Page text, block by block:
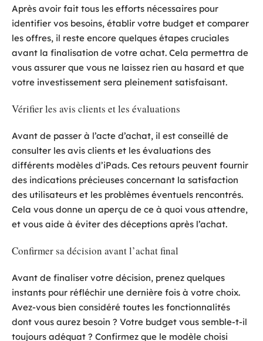
Après avoir fait tous les efforts nécessaires pour
identifier vos besoins, établir votre budget et comparer
les offres, il reste encore quelques étapes cruciales
avant la finalisation de votre achat. Cela permettra de
vous assurer que vous ne laissez rien au hasard et que
votre investissement sera pleinement satisfaisant.
Vérifier les avis clients et les évaluations
Avant de passer à l’acte d’achat, il est conseillé de
consulter les avis clients et les évaluations des
différents modèles d’iPads. Ces retours peuvent fournir
des indications précieuses concernant la satisfaction
des utilisateurs et les problèmes éventuels rencontrés.
Cela vous donne un aperçu de ce à quoi vous attendre,
et vous aide à éviter des déceptions après l’achat.
Confirmer sa décision avant l’achat final
Avant de finaliser votre décision, prenez quelques
instants pour réfléchir une dernière fois à votre choix.
Avez-vous bien considéré toutes les fonctionnalités
dont vous aurez besoin ? Votre budget vous semble-t-il
toujours adéquat ? Confirmez que le modèle choisi